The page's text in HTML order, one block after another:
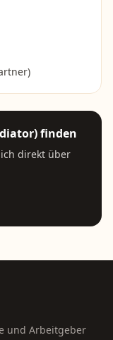
finden
direkt über
und Arbeitgeber